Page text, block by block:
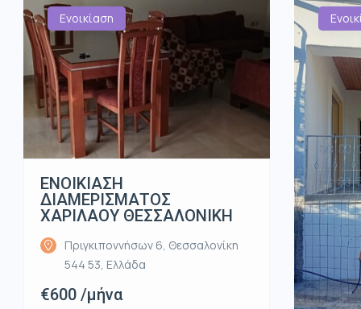
Ενοικίαση
ΕΝΟΙΚΙΑΣΗ
ΔΙΑΜΕΡΙΣΜΑΤΟΣ
ΧΑΡΙΛΑΟΥ ΘΕΣΣΑΛΟΝΙΚΗ
Πριγκιποννήσων 6, Θεσσαλονίκη
544 53, Ελλάδα
€600 /μήνα